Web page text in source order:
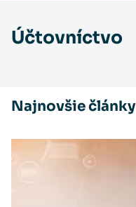
Účtovníctvo
Najnovšie články